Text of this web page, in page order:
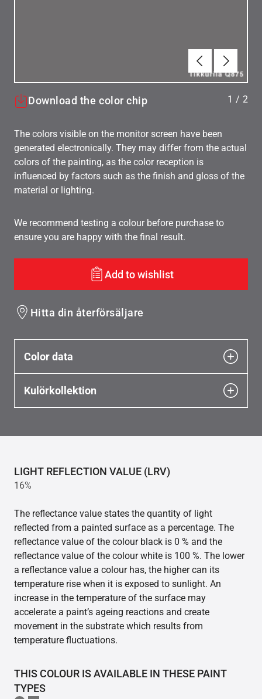
Föregående
Nästa
Download the color chip 1 / 2
The colors visible on the monitor screen have been
generated electronically. They may differ from the actual
colors of the painting, as the color reception is
influenced by factors such as the finish and gloss of the
material or lighting.
We recommend testing a colour before purchase to
ensure you are happy with the final result.
Add to wishlist
Hitta din återförsäljare
Color data
Kulörkollektion
LIGHT REFLECTION VALUE (LRV)
16%
The reflectance value states the quantity of light
reflected from a painted surface as a percentage. The
reflectance value of the colour black is 0 % and the
reflectance value of the colour white is 100 %. The lower
a reflectance value a colour has, the higher can its
temperature rise when it is exposed to sunlight. An
increase in the temperature of the surface may
accelerate a paint’s ageing reactions and create
movement in the substrate which results from
temperature fluctuations.
THIS COLOUR IS AVAILABLE IN THESE PAINT
TYPES